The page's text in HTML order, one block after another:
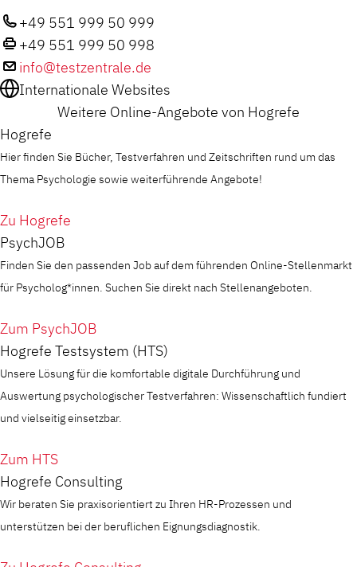
+49 551 999 50 999
+49 551 999 50 998
info@testzentrale.de
Internationale Websites
Weitere Online-Angebote von Hogrefe
Hogrefe
Hier finden Sie Bücher, Testverfahren und Zeitschriften rund um das
Thema Psychologie sowie weiterführende Angebote!
Zu Hogrefe
PsychJOB
Finden Sie den passenden Job auf dem führenden Online-Stellenmarkt
für Psycholog*innen. Suchen Sie direkt nach Stellenangeboten.
Zum PsychJOB
Hogrefe Testsystem (HTS)
Unsere Lösung für die komfortable digitale Durchführung und
Auswertung psychologischer Testverfahren: Wissenschaftlich fundiert
und vielseitig einsetzbar.
Zum HTS
Hogrefe Consulting
Wir beraten Sie praxisorientiert zu Ihren HR-Prozessen und
unterstützen bei der beruflichen Eignungsdiagnostik.